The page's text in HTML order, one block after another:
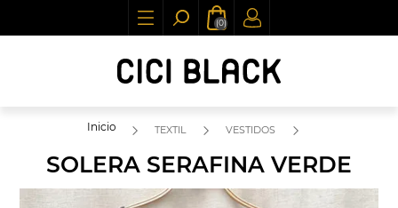
(0)
Inicio TEXTIL VESTIDOS
SOLERA SERAFINA VERDE